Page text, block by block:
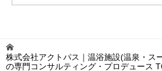
株式会社アクトパス｜温浴施設(温泉・ス
の専門コンサルティング・プロデュース